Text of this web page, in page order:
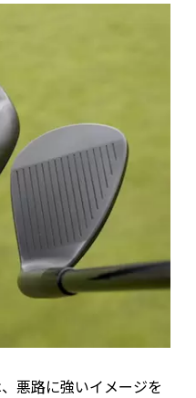
悪路に強いイメージを